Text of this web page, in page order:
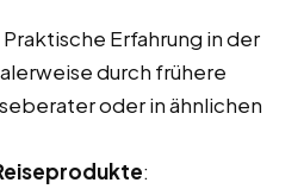
Praktische Erfahrung in der
durch frühere
oder in ähnlichen
: